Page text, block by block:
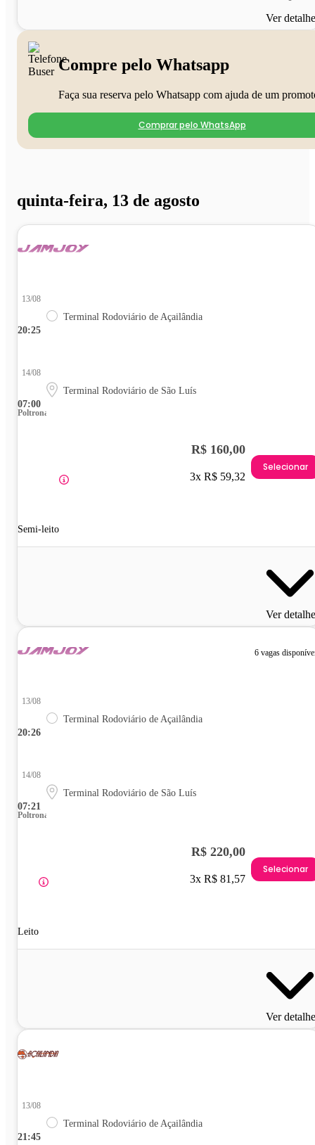
Ver
Compre pelo Whatsapp
Faça sua reserva pelo Whatsapp com ajuda de um
Comprar pelo WhatsApp
quinta-feira, 13 de agosto
20:25
13/08
Terminal Rodoviário de Açailândia
07:00
14/08
Terminal Rodoviário de São Luís
Poltrona
Semi-leito
R$ 160,00
3x R$ 59,32
Selecionar
Ver
6 vagas
20:26
13/08
Terminal Rodoviário de Açailândia
07:21
14/08
Terminal Rodoviário de São Luís
Poltrona
Leito
R$ 220,00
3x R$ 81,57
Selecionar
Ver
21:45
13/08
Terminal Rodoviário de Açailândia